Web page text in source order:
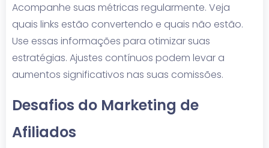
Acompanhe suas métricas regularmente. Veja
quais links estão convertendo e quais não estão.
Use essas informações para otimizar suas
estratégias. Ajustes contínuos podem levar a
aumentos significativos nas suas comissões.
Desafios do Marketing de
Afiliados